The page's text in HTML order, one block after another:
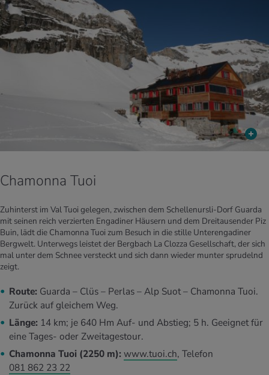
Chamonna Tuoi
Zuhinterst im Val Tuoi gelegen, zwischen dem Schellenursli-Dorf Guarda
mit seinen reich verzierten Engadiner Häusern und dem Dreitausender Piz
Buin, lädt die Chamonna Tuoi zum Besuch in die stille Unterengadiner
Bergwelt. Unterwegs leistet der Bergbach La Clozza Gesellschaft, der sich
mal unter dem Schnee versteckt und sich dann wieder munter sprudelnd
zeigt.
Route: Guarda – Clüs – Perlas – Alp Suot – Chamonna Tuoi.
Zurück auf gleichem Weg.
Länge: 14 km; je 640 Hm Auf- und Abstieg; 5 h. Geeignet für
eine Tages- oder Zweitagestour.
Chamonna Tuoi (2250 m): www.tuoi.ch, Telefon
081 862 23 22